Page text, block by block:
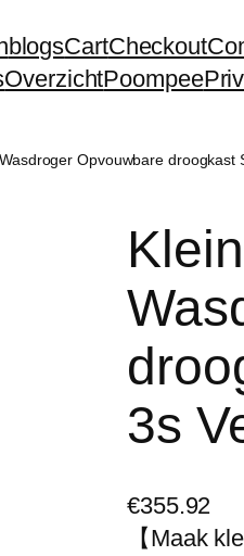
blogsCartCheckout
OverzichtPoompee
Opvouwbare droogkast
3s
€355.92
【Maak